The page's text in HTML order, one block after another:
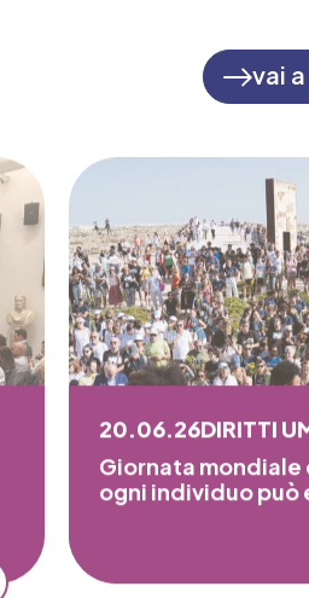
vai
20.06.26DIRITTI
Giornata
ogni individuo può